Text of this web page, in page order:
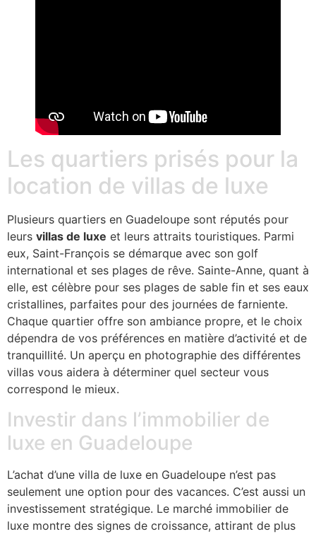
Les quartiers prisés pour la
location de villas de luxe
Plusieurs quartiers en Guadeloupe sont réputés pour
leurs villas de luxe et leurs attraits touristiques. Parmi
eux, Saint-François se démarque avec son golf
international et ses plages de rêve. Sainte-Anne, quant à
elle, est célèbre pour ses plages de sable fin et ses eaux
cristallines, parfaites pour des journées de farniente.
Chaque quartier offre son ambiance propre, et le choix
dépendra de vos préférences en matière d’activité et de
tranquillité. Un aperçu en photographie des différentes
villas vous aidera à déterminer quel secteur vous
correspond le mieux.
Investir dans l’immobilier de
luxe en Guadeloupe
L’achat d’une villa de luxe en Guadeloupe n’est pas
seulement une option pour des vacances. C’est aussi un
investissement stratégique. Le marché immobilier de
luxe montre des signes de croissance, attirant de plus